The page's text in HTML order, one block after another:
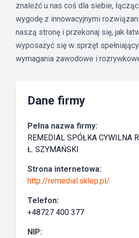
znaleźć u nas coś dla siebie,
wygodę z innowacyjnymi
naszą stronę i przekonaj się, jak
wyposażyć się w sprzęt
wymagania zawodowe i
Dane firmy
Pełna nazwa firmy:
REMEDIAL SPÓŁKA CYWILNA
Ł. SZYMAŃSKI
Strona internetowa:
http://remedial.sklep.pl/
Telefon:
+48727 400 377
NIP: